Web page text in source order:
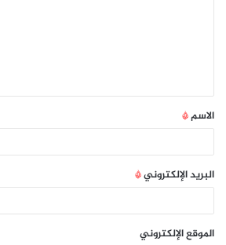
الاسم*
البريد الإلكتروني*
الموقع الإلكتروني